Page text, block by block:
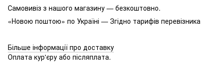
Самовивіз з нашого магазину — безкоштовно.
«Новою поштою» по Україні — Згідно тарифів перевізника
Більше інформації про доставку
Оплата кур'єру або післяплата.